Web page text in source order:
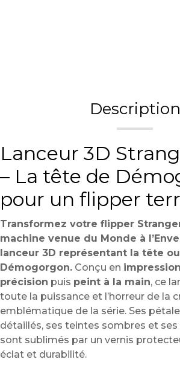
Description
Lanceur 3D
– La tête de
pour un flipper
Transformez votre flipper
machine venue du Monde à
lanceur 3D représentant la tête
Démogorgon. Conçu en
précision puis peint à la main, ce
toute la puissance et l’horreur de la
emblématique de la série. Ses
détaillés, ses teintes sombres et
sont sublimés par un vernis
éclat et durabilité.